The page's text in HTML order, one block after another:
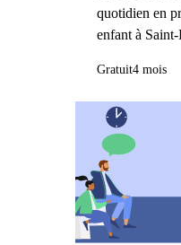
quotidien en
enfant à
Gratuit4 mois